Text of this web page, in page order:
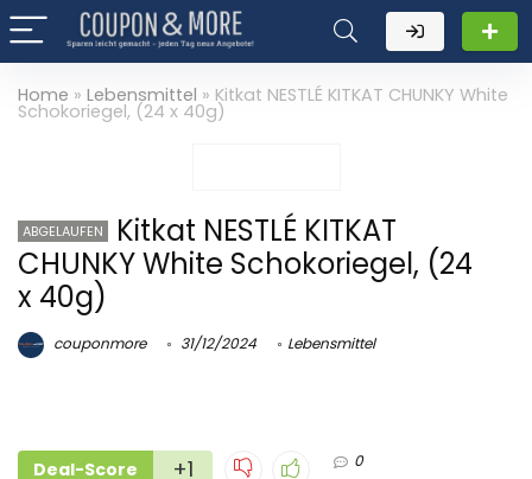
Home » Lebensmittel » Kitkat NESTLÉ KITKAT CHUNKY White
Schokoriegel, (24 x 40g)
ABGELAUFEN
Kitkat NESTLÉ KITKAT
CHUNKY White Schokoriegel, (24
x 40g)
couponmore 31/12/2024 Lebensmittel
Deal-Score +1 0